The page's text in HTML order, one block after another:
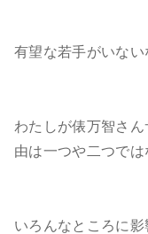
有望な若手がいない
わたしが俵万智さ
由は一つや二つでは
いろんなところに